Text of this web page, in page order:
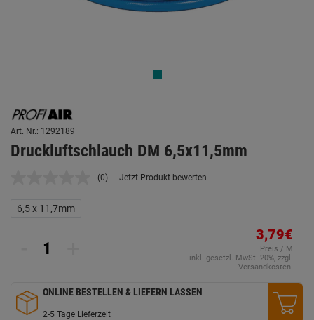
Art. Nr.: 1292189
Druckluftschlauch DM 6,5x11,5mm
Kein
(0) Jetzt Produkt bewerten
6,5 x 11,7mm
3,79€
Preis / M
inkl. gesetzl. MwSt. 20%, zzgl.
Versandkosten.
ONLINE BESTELLEN & LIEFERN LASSEN
2-5 Tage Lieferzeit